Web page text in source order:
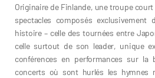
Originaire de Finlande, une troupe
spectacles composés
histoire – celle des tournées entre
celle surtout de son leader, unique
conférences en performances sur la
concerts où sont hurlés les hymnes